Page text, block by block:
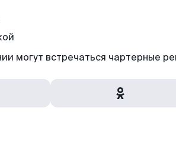
могут встречаться чартерные